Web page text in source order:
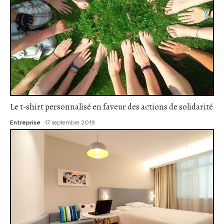
Le t-shirt personnalisé en faveur des actions de solidarité
Entreprise 17 septembre 2019